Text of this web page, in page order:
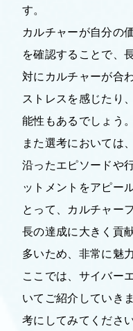
す。
カルチャーが自分の
を確認することで、
対にカルチャーが合
ストレスを感じたり
能性もあるでしょう。
また選考においては
沿ったエピソードや
ットメントをアピー
とって、カルチャー
長の達成に大きく貢
多いため、非常に魅
ここでは、サイバー
いてご紹介していき
考にしてみてください